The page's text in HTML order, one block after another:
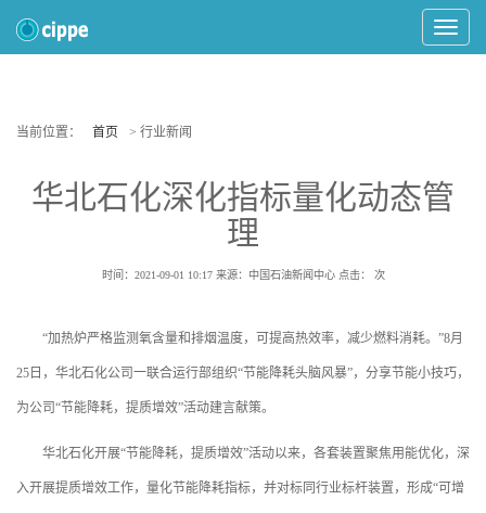
Toggle
当前位置： 首页 > 行业新闻
华北石化深化指标量化动态管
理
时间：2021-09-01 10:17 来源：中国石油新闻中心 点击： 次
“加热炉严格监测氧含量和排烟温度，可提高热效率，减少燃料消耗。”8月
25日，华北石化公司一联合运行部组织“节能降耗头脑风暴”，分享节能小技巧，
为公司“节能降耗，提质增效”活动建言献策。
华北石化开展“节能降耗，提质增效”活动以来，各套装置聚焦用能优化，深
入开展提质增效工作，量化节能降耗指标，并对标同行业标杆装置，形成“可增